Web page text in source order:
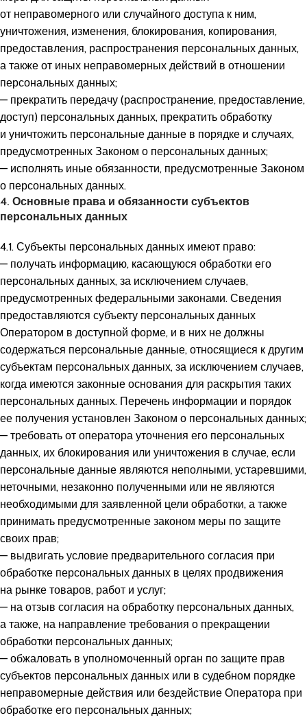
от неправомерного или случайного доступа к ним,
уничтожения, изменения, блокирования, копирования,
предоставления, распространения персональных данных,
а также от иных неправомерных действий в отношении
персональных данных;
— прекратить передачу (распространение, предоставление,
доступ) персональных данных, прекратить обработку
и уничтожить персональные данные в порядке и случаях,
предусмотренных Законом о персональных данных;
— исполнять иные обязанности, предусмотренные Законом
о персональных данных.
4. Основные права и обязанности субъектов
персональных данных
4.1. Субъекты персональных данных имеют право:
— получать информацию, касающуюся обработки его
персональных данных, за исключением случаев,
предусмотренных федеральными законами. Сведения
предоставляются субъекту персональных данных
Оператором в доступной форме, и в них не должны
содержаться персональные данные, относящиеся к другим
субъектам персональных данных, за исключением случаев,
когда имеются законные основания для раскрытия таких
персональных данных. Перечень информации и порядок
ее получения установлен Законом о персональных данных;
— требовать от оператора уточнения его персональных
данных, их блокирования или уничтожения в случае, если
персональные данные являются неполными, устаревшими,
неточными, незаконно полученными или не являются
необходимыми для заявленной цели обработки, а также
принимать предусмотренные законом меры по защите
своих прав;
— выдвигать условие предварительного согласия при
обработке персональных данных в целях продвижения
на рынке товаров, работ и услуг;
— на отзыв согласия на обработку персональных данных,
а также, на направление требования о прекращении
обработки персональных данных;
— обжаловать в уполномоченный орган по защите прав
субъектов персональных данных или в судебном порядке
неправомерные действия или бездействие Оператора при
обработке его персональных данных;